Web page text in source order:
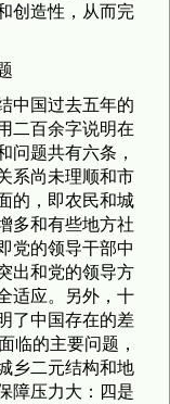
创造性，从而完
中国过去五年的
二百余字说明在
问题共有六条，
系尚未理顺和市
的，即农民和城
多和有些地方社
党的领导干部中
出和党的领导方
适应。另外，十
了中国存在的差
临的主要问题，
乡二元结构和地
障压力大：四是